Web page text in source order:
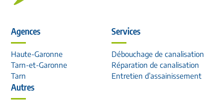
Agences
Haute-Garonne
Tarn-et-Garonne
Tarn
Autres
Services
Débouchage de canalisation
Réparation de canalisation
Entretien d’assainissement